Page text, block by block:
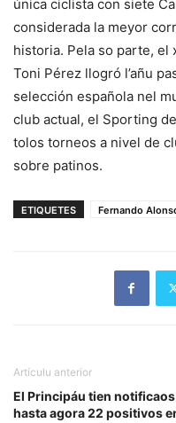
única ciclista con siete
considerada la meyor
historia. Pela so parte, el
Toni Pérez llogró l’añu
selección española nel
club actual, el Sporting
tolos torneos a nivel de
sobre patinos.
ETIQUETES Fernando
Artículu anterior
El Principáu tien notificaos
hasta agora 22 positivos